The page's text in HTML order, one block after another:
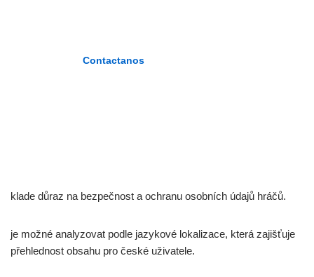
Contactanos
klade důraz na bezpečnost a ochranu osobních údajů hráčů.
je možné analyzovat podle jazykové lokalizace, která zajišťuje
přehlednost obsahu pro české uživatele.